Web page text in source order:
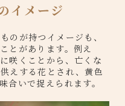
イメージ
のが持つイメージも、
とがあります。例え
咲くことから、亡くな
えする花とされ、黄色
合いで捉えられます。